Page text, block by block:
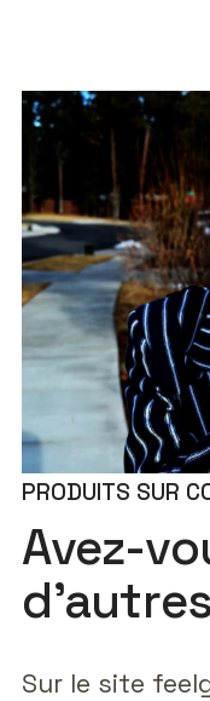
PRODUITS SUR
Avez-
Sur le site